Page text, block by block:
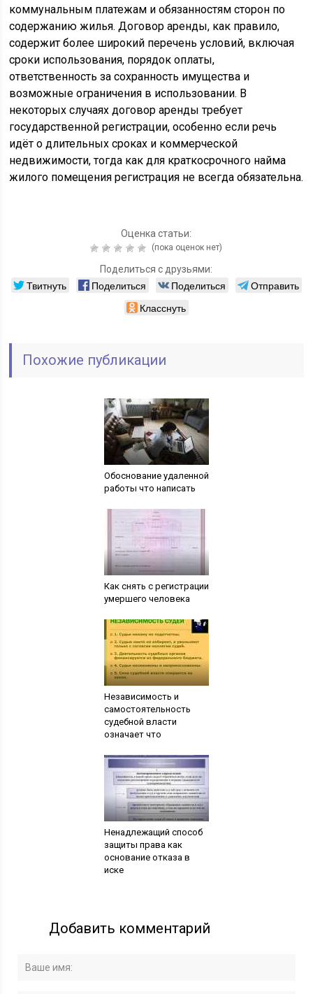
коммунальным платежам и обязанностям сторон по
содержанию жилья. Договор аренды, как правило,
содержит более широкий перечень условий, включая
сроки использования, порядок оплаты,
ответственность за сохранность имущества и
возможные ограничения в использовании. В
некоторых случаях договор аренды требует
государственной регистрации, особенно если речь
идёт о длительных сроках и коммерческой
недвижимости, тогда как для краткосрочного найма
жилого помещения регистрация не всегда обязательна.
Оценка статьи:
(пока оценок нет)
Поделиться с друзьями:
Твитнуть Поделиться Поделиться
Отправить
Класснуть
Похожие публикации
Обоснование удаленной
работы что написать
Как снять с регистрации
умершего человека
Независимость и
самостоятельность
судебной власти
означает что
Ненадлежащий способ
защиты права как
основание отказа в
иске
Добавить комментарий